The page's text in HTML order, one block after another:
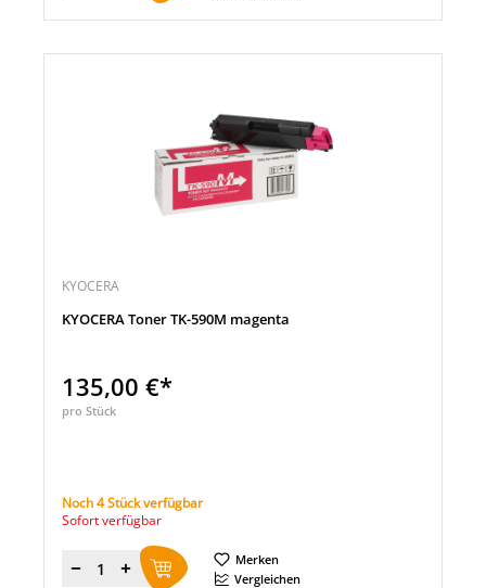
KYOCERA
KYOCERA Toner TK-590M magenta
135,00 €*
pro Stück
Noch 4 Stück verfügbar
Sofort verfügbar
Menge
Merken
Vergleichen